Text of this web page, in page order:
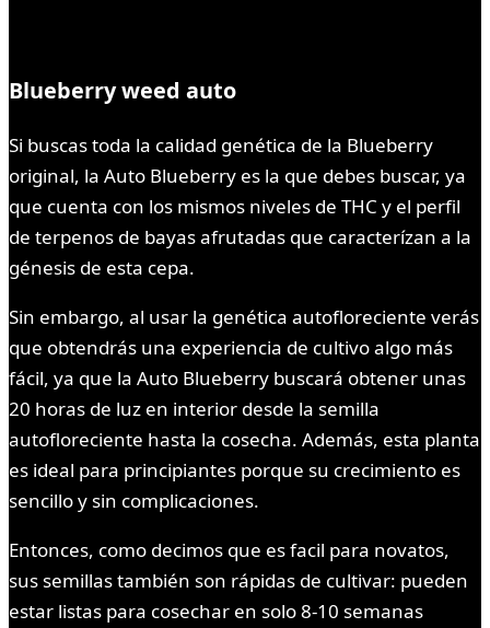
Blueberry weed auto
Si buscas toda la calidad genética de la Blueberry
original, la Auto Blueberry es la que debes buscar, ya
que cuenta con los mismos niveles de THC y el perfil
de terpenos de bayas afrutadas que caracterízan a la
génesis de esta cepa.
Sin embargo, al usar la genética autofloreciente verás
que obtendrás una experiencia de cultivo algo más
fácil, ya que la Auto Blueberry buscará obtener unas
20 horas de luz en interior desde la semilla
autofloreciente hasta la cosecha. Además, esta planta
es ideal para principiantes porque su crecimiento es
sencillo y sin complicaciones.
Entonces, como decimos que es facil para novatos,
sus semillas también son rápidas de cultivar: pueden
estar listas para cosechar en solo 8-10 semanas